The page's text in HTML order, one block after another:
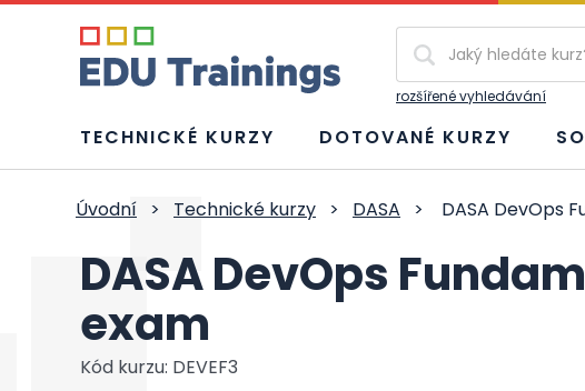
rozšířené vyhledávání
TECHNICKÉ KURZY DOTOVANÉ KURZY
Úvodní > Technické kurzy > DASA > DASA DevOps
DASA DevOps
exam
Kód kurzu: DEVEF3